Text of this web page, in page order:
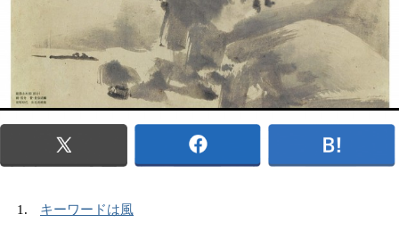
キーワードは風